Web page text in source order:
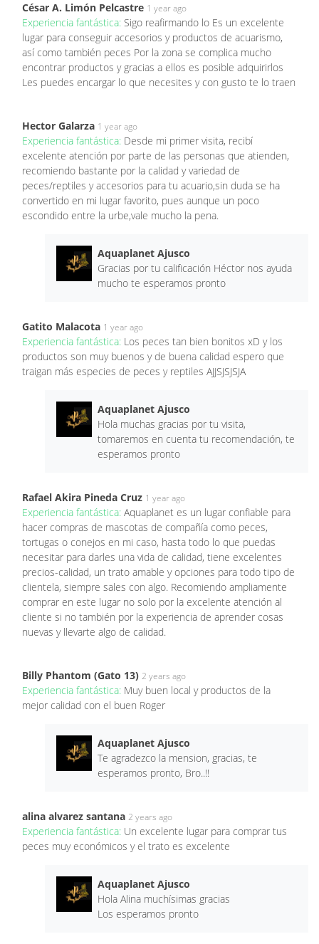
César A. Limón Pelcastre 1 year ago
Experiencia fantástica: Sigo reafirmando lo Es un excelente
lugar para conseguir accesorios y productos de acuarismo,
así como también peces Por la zona se complica mucho
encontrar productos y gracias a ellos es posible adquirirlos
Les puedes encargar lo que necesites y con gusto te lo traen
Hector Galarza 1 year ago
Experiencia fantástica: Desde mi primer visita, recibí
excelente atención por parte de las personas que atienden,
recomiendo bastante por la calidad y variedad de
peces/reptiles y accesorios para tu acuario,sin duda se ha
convertido en mi lugar favorito, pues aunque un poco
escondido entre la urbe,vale mucho la pena.
Aquaplanet Ajusco
Gracias por tu calificación Héctor nos ayuda
mucho te esperamos pronto
Gatito Malacota 1 year ago
Experiencia fantástica: Los peces tan bien bonitos xD y los
productos son muy buenos y de buena calidad espero que
traigan más especies de peces y reptiles AJJSJSJSJA
Aquaplanet Ajusco
Hola muchas gracias por tu visita,
tomaremos en cuenta tu recomendación, te
esperamos pronto
Rafael Akira Pineda Cruz 1 year ago
Experiencia fantástica: Aquaplanet es un lugar confiable para
hacer compras de mascotas de compañía como peces,
tortugas o conejos en mi caso, hasta todo lo que puedas
necesitar para darles una vida de calidad, tiene excelentes
precios-calidad, un trato amable y opciones para todo tipo de
clientela, siempre sales con algo. Recomiendo ampliamente
comprar en este lugar no solo por la excelente atención al
cliente si no también por la experiencia de aprender cosas
nuevas y llevarte algo de calidad.
Billy Phantom (Gato 13) 2 years ago
Experiencia fantástica: Muy buen local y productos de la
mejor calidad con el buen Roger
Aquaplanet Ajusco
Te agradezco la mension, gracias, te
esperamos pronto, Bro..!!
alina alvarez santana 2 years ago
Experiencia fantástica: Un excelente lugar para comprar tus
peces muy económicos y el trato es excelente
Aquaplanet Ajusco
Hola Alina muchísimas gracias
Los esperamos pronto